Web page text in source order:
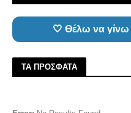
🤍 Θέλω να
ΤΑ ΠΡΟΣΦΑΤΑ